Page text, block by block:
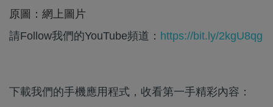
原圖：網上圖片
請Follow我們的YouTube頻道： https://bit.ly/2kgU8qg
下載我們的手機應用程式，收看第一手精彩內容：